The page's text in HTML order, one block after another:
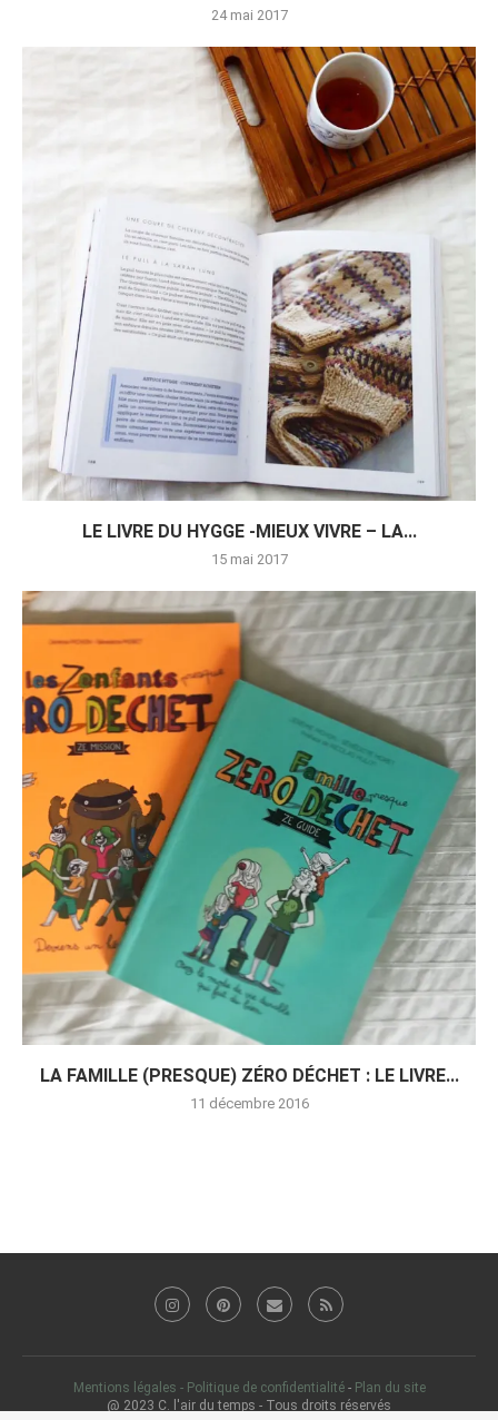
24 mai 2017
LE LIVRE DU HYGGE -MIEUX VIVRE – LA...
15 mai 2017
LA FAMILLE (PRESQUE) ZÉRO DÉCHET : LE LIVRE...
11 décembre 2016
Mentions légales - Politique de confidentialité- Plan du site
@ 2023 C. l'air du temps - Tous droits réservés